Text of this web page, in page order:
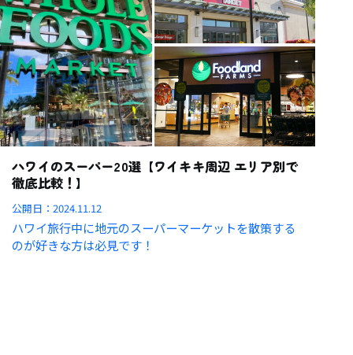
ハワイのスーパー20選【ワイキキ周辺 エリア別で
徹底比較！】
公開日：2024.11.12
ハワイ旅行中に地元のスーパーマーケットを散策する
のが好きな方は必見です！